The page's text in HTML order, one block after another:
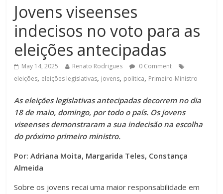
Jovens viseenses
indecisos no voto para as
eleições antecipadas
May 14, 2025 Renato Rodrigues
0 Comment
eleições, eleições legislativas, jovens, politica, Primeiro-Ministro
As eleições legislativas antecipadas decorrem no dia
18 de maio, domingo, por todo o país. Os jovens
viseenses demonstraram a sua indecisão na escolha
do próximo primeiro ministro.
Por: Adriana Moita, Margarida Teles, Constança
Almeida
Sobre os jovens recai uma maior responsabilidade em